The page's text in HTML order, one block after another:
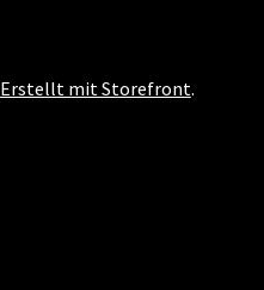
Erstellt mit Storefront.